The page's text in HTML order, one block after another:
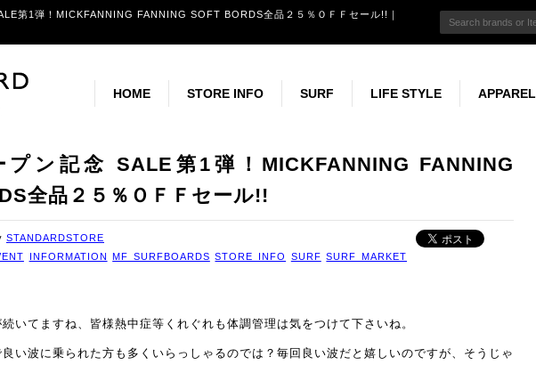
第1弾！MICKFANNING FANNING SOFT BORDS全品２５％ＯＦＦセール!!｜
HOME STORE INFO SURF LIFE STYLE APPAREL
ン記念 SALE第1弾！MICKFANNING FANNING
全品２５％ＯＦＦセール!!
STANDARDSTORE
INFORMATION MF SURFBOARDS STORE INFO SURF SURF MARKET
いてますね、皆様熱中症等くれぐれも体調管理は気をつけて下さいね。
い波に乗られた方も多くいらっしゃるのでは？毎回良い波だと嬉しいのですが、そうじゃ